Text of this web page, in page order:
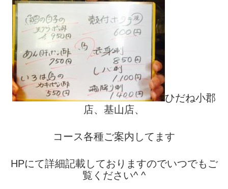
ひだね小郡
店、基山店、
コース各種ご案内してます
HPにて詳細記載しておりますのでいつでもご
覧ください^ ^